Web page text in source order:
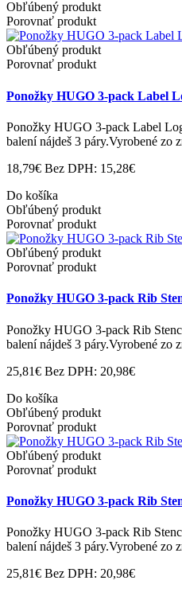
Obľúbený produkt
Porovnať produkt
Obľúbený produkt
Porovnať produkt
Ponožky HUGO 3-pack Label
Ponožky HUGO 3-pack Label
balení nájdeš 3 páry.Vyrobené zo
18,79€ Bez DPH: 15,28€
Do košíka
Obľúbený produkt
Porovnať produkt
Obľúbený produkt
Porovnať produkt
Ponožky HUGO 3-pack Rib
Ponožky HUGO 3-pack Rib
balení nájdeš 3 páry.Vyrobené zo
25,81€ Bez DPH: 20,98€
Do košíka
Obľúbený produkt
Porovnať produkt
Obľúbený produkt
Porovnať produkt
Ponožky HUGO 3-pack Rib
Ponožky HUGO 3-pack Rib
balení nájdeš 3 páry.Vyrobené zo
25,81€ Bez DPH: 20,98€